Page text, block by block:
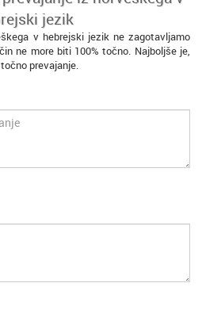
jezik
v hebrejski jezik ne zagotavljamo
ne more biti 100% točno. Najboljše je,
prevajanje.